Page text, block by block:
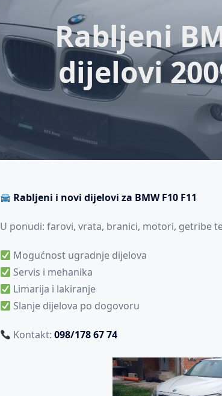
Rabljeni
dijelovi
Rabljeni i novi dijelovi za BMW F10 F11
U ponudi: farovi, vrata, branici, motori, getribe
Mogućnost ugradnje dijelova
Servis i mehanika
Limarija i lakiranje
Slanje dijelova po dogovoru
Kontakt: 098/178 67 74